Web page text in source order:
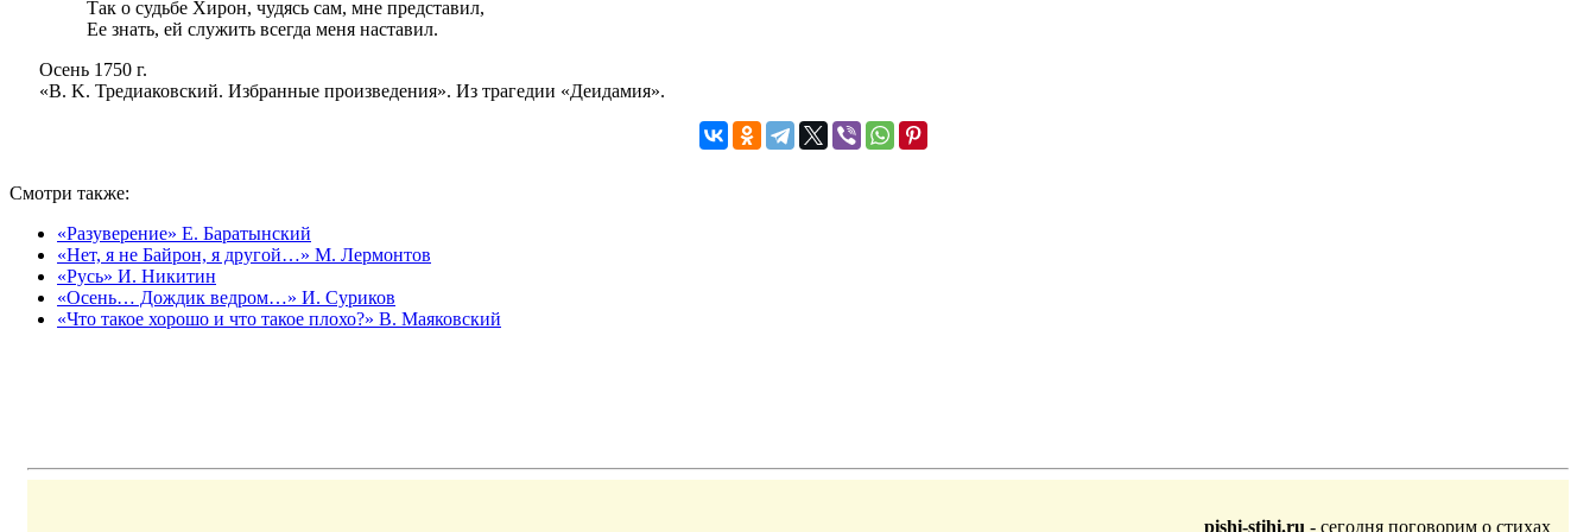
Так о судьбе Хирон, чудясь сам, мне представил,
Ее знать, ей служить всегда меня наставил.
Осень 1750 г.
«B. K. Тредиаковский. Избранные произведения». Из трагедии «Деидaмия».
Смотри также:
«Разуверение» Е. Баратынский
«Нет, я не Байрон, я другой…» М. Лермонтов
«Русь» И. Никитин
«Осень… Дождик ведром…» И. Суриков
«Что такое хорошо и что такое плохо?» В. Маяковский
pishi-stihi.ru - сегодня поговорим о стихах